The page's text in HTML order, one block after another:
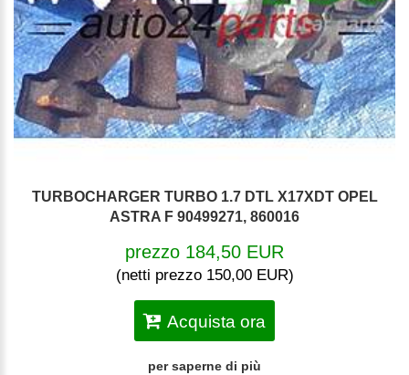
TURBOCHARGER TURBO 1.7 DTL X17XDT OPEL
ASTRA F 90499271, 860016
prezzo 184,50 EUR
(netti prezzo 150,00 EUR)
Acquista ora
per saperne di più